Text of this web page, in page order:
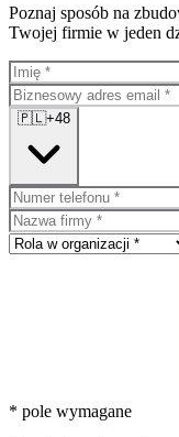
Poznaj sposób na
Twojej firmie w jeden
🇵🇱+48
* pole wymagane